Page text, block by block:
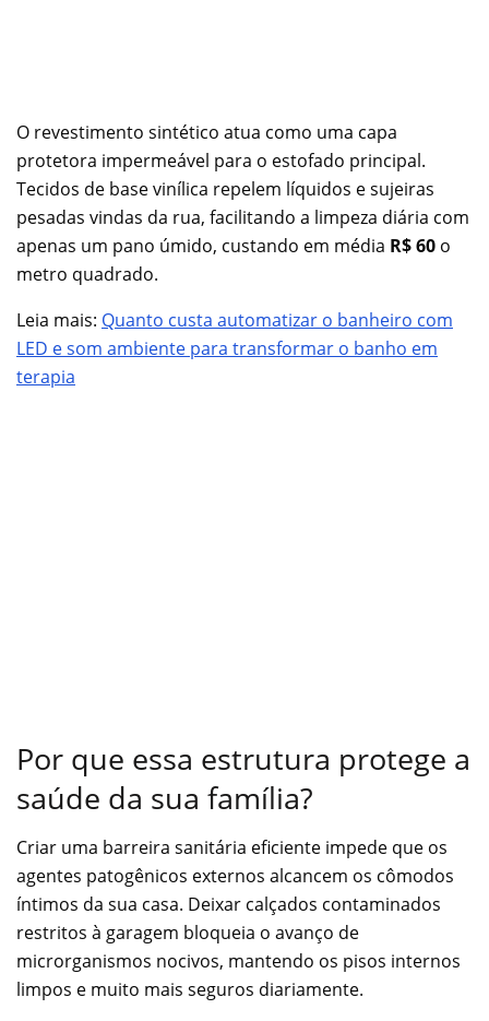
O revestimento sintético atua como uma capa
protetora impermeável para o estofado principal.
Tecidos de base vinílica repelem líquidos e sujeiras
pesadas vindas da rua, facilitando a limpeza diária com
apenas um pano úmido, custando em média R$ 60 o
metro quadrado.
Leia mais: Quanto custa automatizar o banheiro com
LED e som ambiente para transformar o banho em
terapia
Por que essa estrutura protege a
saúde da sua família?
Criar uma barreira sanitária eficiente impede que os
agentes patogênicos externos alcancem os cômodos
íntimos da sua casa. Deixar calçados contaminados
restritos à garagem bloqueia o avanço de
microrganismos nocivos, mantendo os pisos internos
limpos e muito mais seguros diariamente.